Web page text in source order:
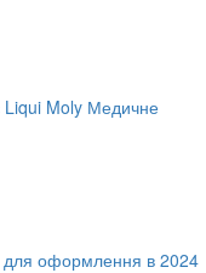
Liqui Moly Медичне
для оформлення в 2024